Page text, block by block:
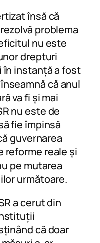
însă că
problema
nu este
drepturi
instanță a fost
că anul
va fi și mai
nu este de
fie împinsă
guvernarea
reforme reale și
pe mutarea
următoare.
a cerut din
că doar